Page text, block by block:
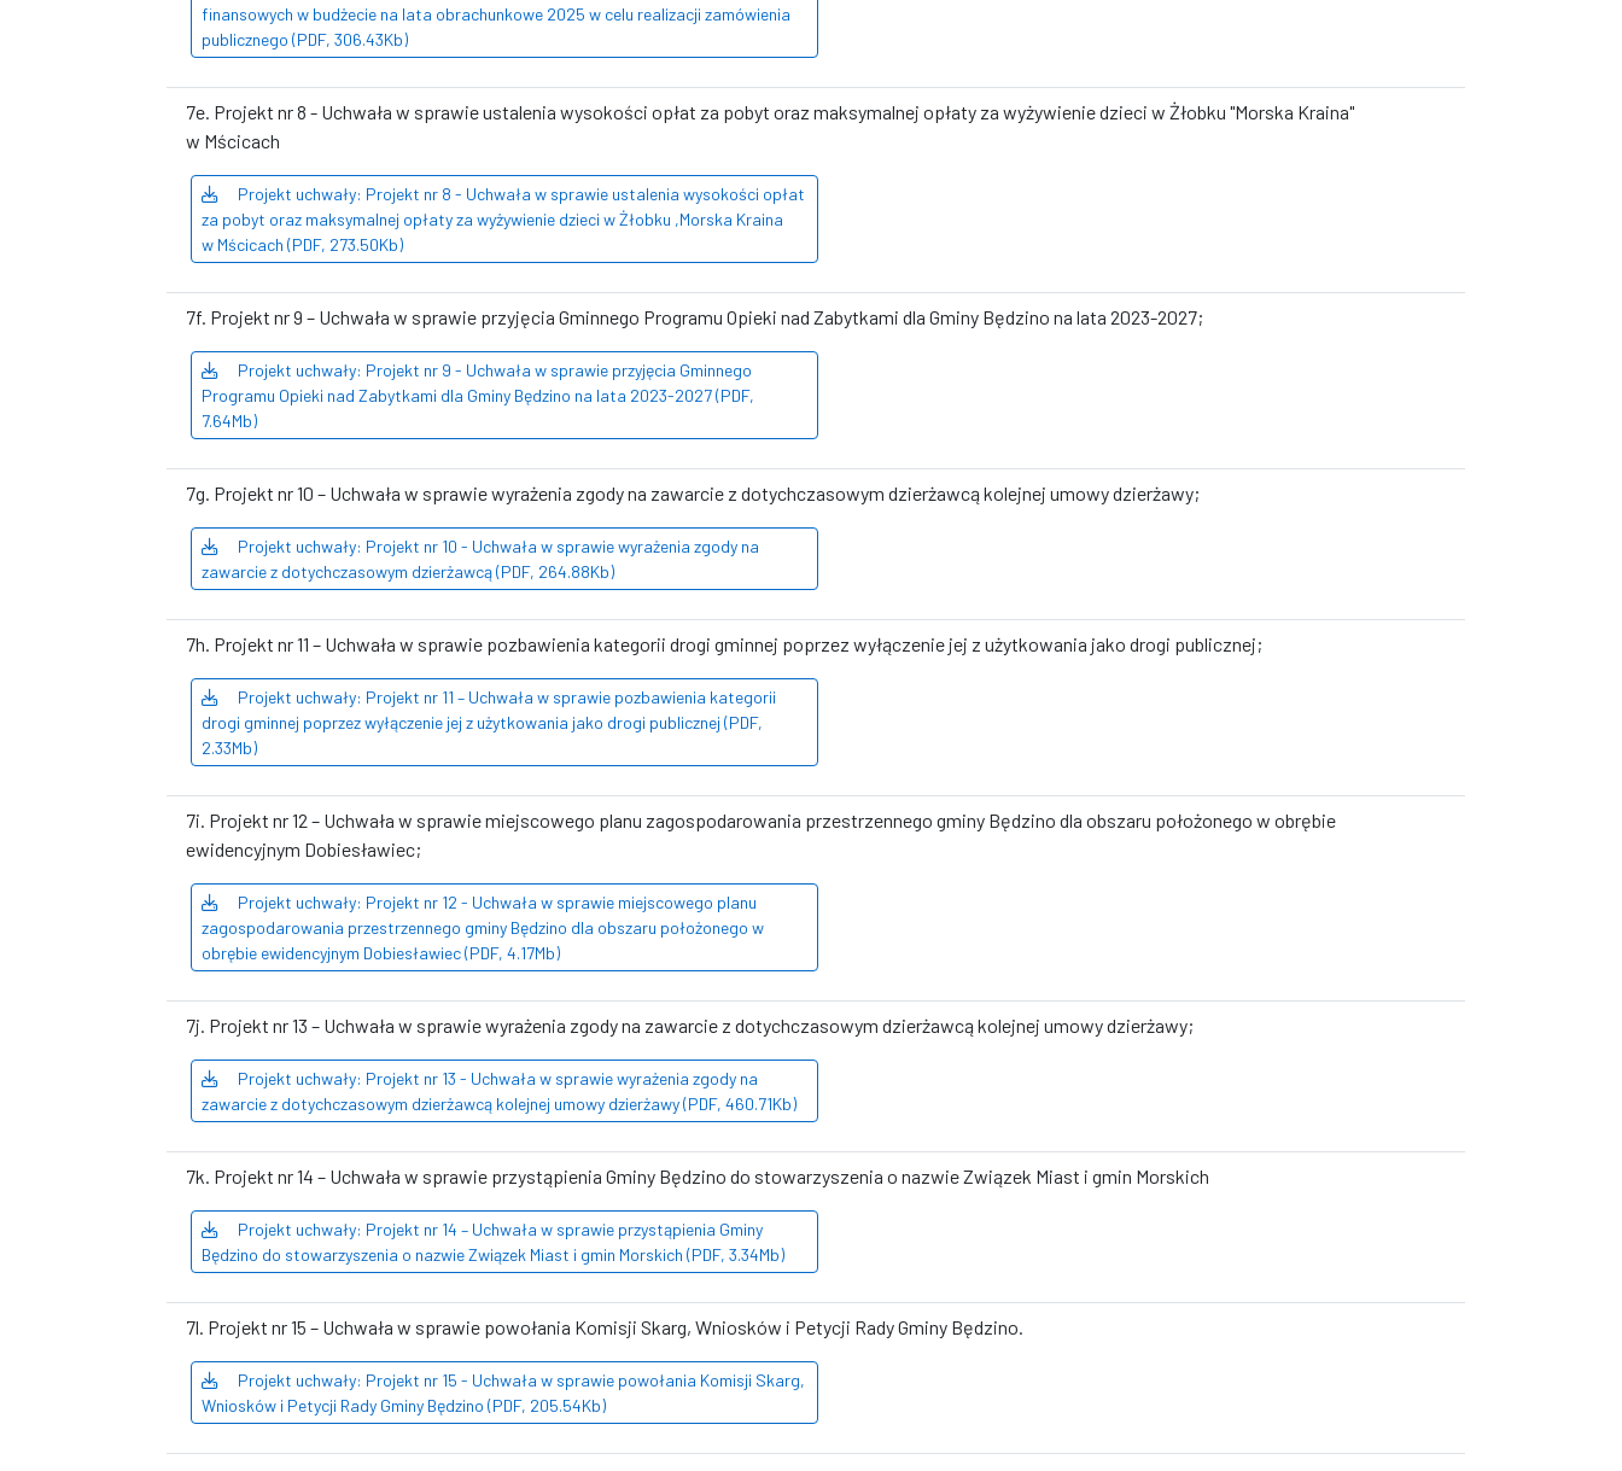
finansowych w budżecie na lata obrachunkowe 2025 w celu realizacji zamówienia
publicznego (PDF, 306.43Kb)
7e. Projekt nr 8 - Uchwała w sprawie ustalenia wysokości opłat za pobyt oraz maksymalnej opłaty za wyżywienie dzieci w Żłobku "Morska Kraina"
w Mścicach
Projekt uchwały: Projekt nr 8 - Uchwała w sprawie ustalenia wysokości opłat
za pobyt oraz maksymalnej opłaty za wyżywienie dzieci w Żłobku ,Morska Kraina
w Mścicach (PDF, 273.50Kb)
7f. Projekt nr 9 – Uchwała w sprawie przyjęcia Gminnego Programu Opieki nad Zabytkami dla Gminy Będzino na lata 2023-2027;
Projekt uchwały: Projekt nr 9 - Uchwała w sprawie przyjęcia Gminnego
Programu Opieki nad Zabytkami dla Gminy Będzino na lata 2023-2027 (PDF,
7.64Mb)
7g. Projekt nr 10 – Uchwała w sprawie wyrażenia zgody na zawarcie z dotychczasowym dzierżawcą kolejnej umowy dzierżawy;
Projekt uchwały: Projekt nr 10 - Uchwała w sprawie wyrażenia zgody na
zawarcie z dotychczasowym dzierżawcą (PDF, 264.88Kb)
7h. Projekt nr 11 – Uchwała w sprawie pozbawienia kategorii drogi gminnej poprzez wyłączenie jej z użytkowania jako drogi publicznej;
Projekt uchwały: Projekt nr 11 – Uchwała w sprawie pozbawienia kategorii
drogi gminnej poprzez wyłączenie jej z użytkowania jako drogi publicznej (PDF,
2.33Mb)
7i. Projekt nr 12 – Uchwała w sprawie miejscowego planu zagospodarowania przestrzennego gminy Będzino dla obszaru położonego w obrębie
ewidencyjnym Dobiesławiec;
Projekt uchwały: Projekt nr 12 - Uchwała w sprawie miejscowego planu
zagospodarowania przestrzennego gminy Będzino dla obszaru położonego w
obrębie ewidencyjnym Dobiesławiec (PDF, 4.17Mb)
7j. Projekt nr 13 – Uchwała w sprawie wyrażenia zgody na zawarcie z dotychczasowym dzierżawcą kolejnej umowy dzierżawy;
Projekt uchwały: Projekt nr 13 - Uchwała w sprawie wyrażenia zgody na
zawarcie z dotychczasowym dzierżawcą kolejnej umowy dzierżawy (PDF, 460.71Kb)
7k. Projekt nr 14 – Uchwała w sprawie przystąpienia Gminy Będzino do stowarzyszenia o nazwie Związek Miast i gmin Morskich
Projekt uchwały: Projekt nr 14 – Uchwała w sprawie przystąpienia Gminy
Będzino do stowarzyszenia o nazwie Związek Miast i gmin Morskich (PDF, 3.34Mb)
7l. Projekt nr 15 – Uchwała w sprawie powołania Komisji Skarg, Wniosków i Petycji Rady Gminy Będzino.
Projekt uchwały: Projekt nr 15 - Uchwała w sprawie powołania Komisji Skarg,
Wniosków i Petycji Rady Gminy Będzino (PDF, 205.54Kb)